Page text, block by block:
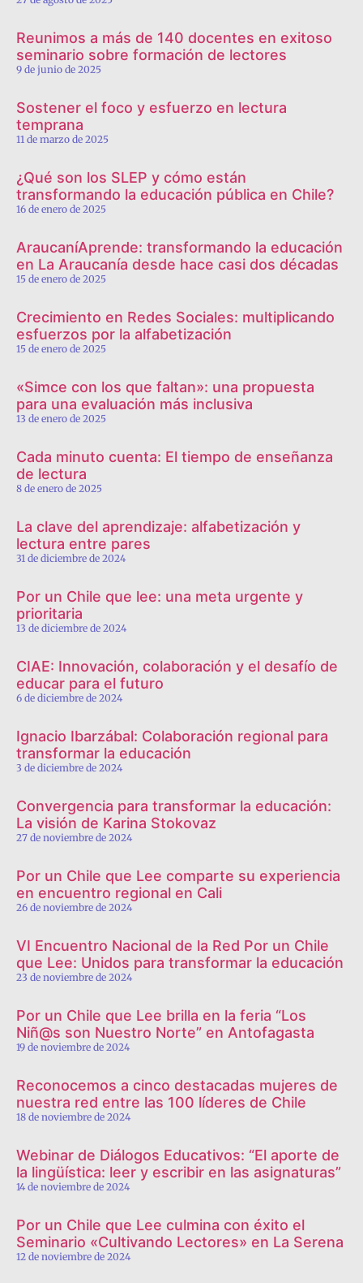
Reunimos a más de 140 docentes en exitoso
seminario sobre formación de lectores
9 de junio de 2025
Sostener el foco y esfuerzo en lectura
temprana
11 de marzo de 2025
¿Qué son los SLEP y cómo están
transformando la educación pública en Chile?
16 de enero de 2025
AraucaníAprende: transformando la educación
en La Araucanía desde hace casi dos décadas
15 de enero de 2025
Crecimiento en Redes Sociales: multiplicando
esfuerzos por la alfabetización
15 de enero de 2025
«Simce con los que faltan»: una propuesta
para una evaluación más inclusiva
13 de enero de 2025
Cada minuto cuenta: El tiempo de enseñanza
de lectura
8 de enero de 2025
La clave del aprendizaje: alfabetización y
lectura entre pares
31 de diciembre de 2024
Por un Chile que lee: una meta urgente y
prioritaria
13 de diciembre de 2024
CIAE: Innovación, colaboración y el desafío de
educar para el futuro
6 de diciembre de 2024
Ignacio Ibarzábal: Colaboración regional para
transformar la educación
3 de diciembre de 2024
Convergencia para transformar la educación:
La visión de Karina Stokovaz
27 de noviembre de 2024
Por un Chile que Lee comparte su experiencia
en encuentro regional en Cali
26 de noviembre de 2024
VI Encuentro Nacional de la Red Por un Chile
que Lee: Unidos para transformar la educación
23 de noviembre de 2024
Por un Chile que Lee brilla en la feria “Los
Niñ@s son Nuestro Norte” en Antofagasta
19 de noviembre de 2024
Reconocemos a cinco destacadas mujeres de
nuestra red entre las 100 líderes de Chile
18 de noviembre de 2024
Webinar de Diálogos Educativos: “El aporte de
la lingüística: leer y escribir en las asignaturas”
14 de noviembre de 2024
Por un Chile que Lee culmina con éxito el
Seminario «Cultivando Lectores» en La Serena
12 de noviembre de 2024